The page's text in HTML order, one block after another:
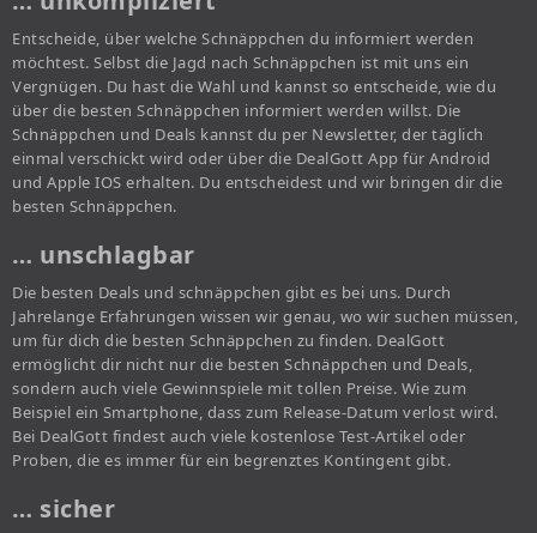
Entscheide, über welche Schnäppchen du informiert werden
möchtest. Selbst die Jagd nach Schnäppchen ist mit uns ein
Vergnügen. Du hast die Wahl und kannst so entscheide, wie du
über die besten Schnäppchen informiert werden willst. Die
Schnäppchen und Deals kannst du per Newsletter, der täglich
einmal verschickt wird oder über die DealGott App für Android
und Apple IOS erhalten. Du entscheidest und wir bringen dir die
besten Schnäppchen.
… unschlagbar
Die besten Deals und schnäppchen gibt es bei uns. Durch
Jahrelange Erfahrungen wissen wir genau, wo wir suchen müssen,
um für dich die besten Schnäppchen zu finden. DealGott
ermöglicht dir nicht nur die besten Schnäppchen und Deals,
sondern auch viele Gewinnspiele mit tollen Preise. Wie zum
Beispiel ein Smartphone, dass zum Release-Datum verlost wird.
Bei DealGott findest auch viele kostenlose Test-Artikel oder
Proben, die es immer für ein begrenztes Kontingent gibt.
… sicher